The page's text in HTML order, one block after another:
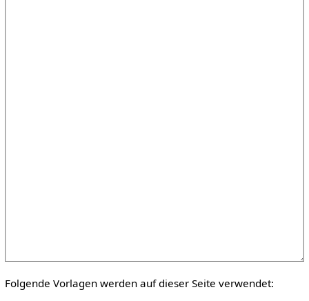
Folgende Vorlagen werden auf dieser Seite verwendet: